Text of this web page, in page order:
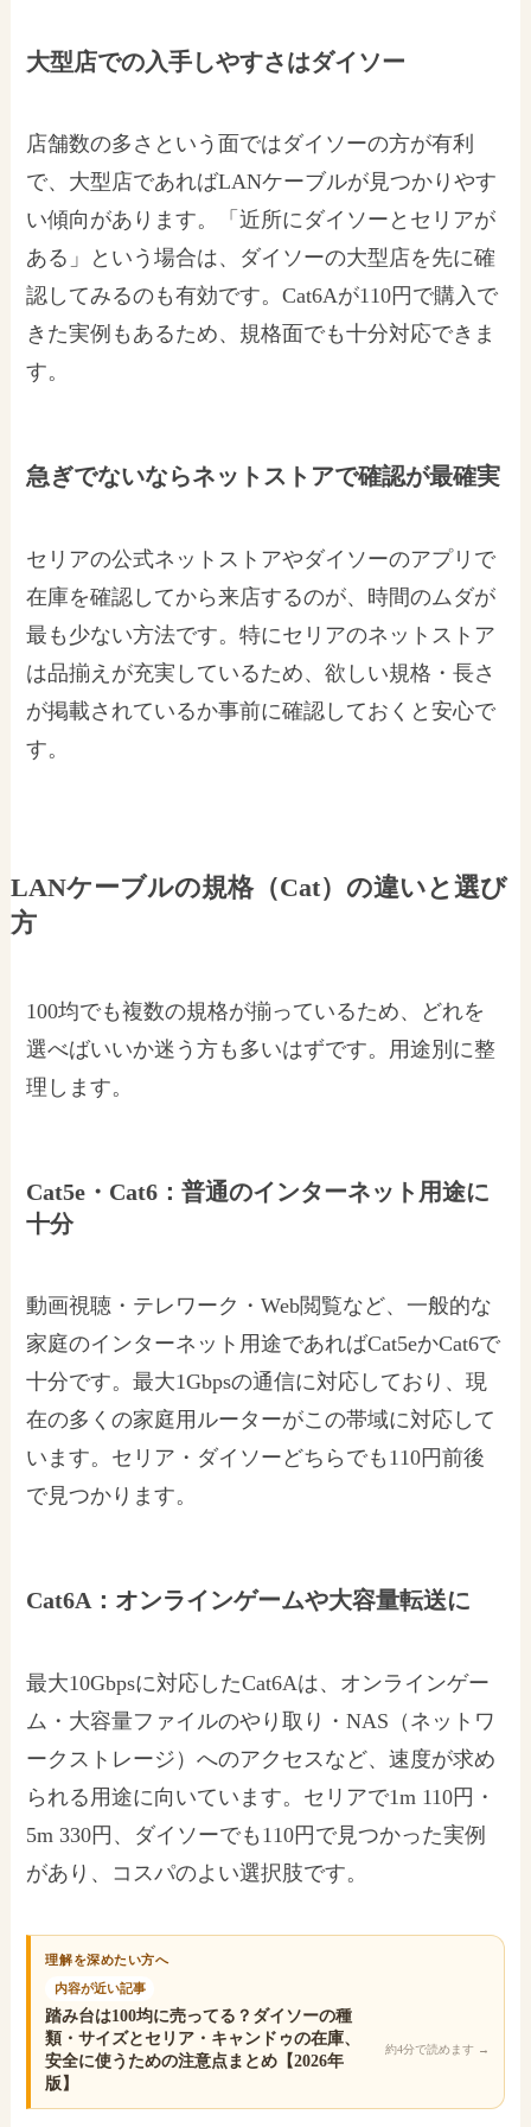
大型店での入手しやすさはダイソー
店舗数の多さという面ではダイソーの方が有利
で、大型店であればLANケーブルが見つかりやす
い傾向があります。「近所にダイソーとセリアが
ある」という場合は、ダイソーの大型店を先に確
認してみるのも有効です。Cat6Aが110円で購入で
きた実例もあるため、規格面でも十分対応できま
す。
急ぎでないならネットストアで確認が最確実
セリアの公式ネットストアやダイソーのアプリで
在庫を確認してから来店するのが、時間のムダが
最も少ない方法です。特にセリアのネットストア
は品揃えが充実しているため、欲しい規格・長さ
が掲載されているか事前に確認しておくと安心で
す。
LANケーブルの規格（Cat）の違いと選び
方
100均でも複数の規格が揃っているため、どれを
選べばいいか迷う方も多いはずです。用途別に整
理します。
Cat5e・Cat6：普通のインターネット用途に
十分
動画視聴・テレワーク・Web閲覧など、一般的な
家庭のインターネット用途であればCat5eかCat6で
十分です。最大1Gbpsの通信に対応しており、現
在の多くの家庭用ルーターがこの帯域に対応して
います。セリア・ダイソーどちらでも110円前後
で見つかります。
Cat6A：オンラインゲームや大容量転送に
最大10Gbpsに対応したCat6Aは、オンラインゲー
ム・大容量ファイルのやり取り・NAS（ネットワ
ークストレージ）へのアクセスなど、速度が求め
られる用途に向いています。セリアで1m 110円・
5m 330円、ダイソーでも110円で見つかった実例
があり、コスパのよい選択肢です。
理解を深めたい方へ
内容が近い記事
踏み台は100均に売ってる？ダイソーの種
類・サイズとセリア・キャンドゥの在庫、
安全に使うための注意点まとめ【2026年
版】
約4分で読めます →